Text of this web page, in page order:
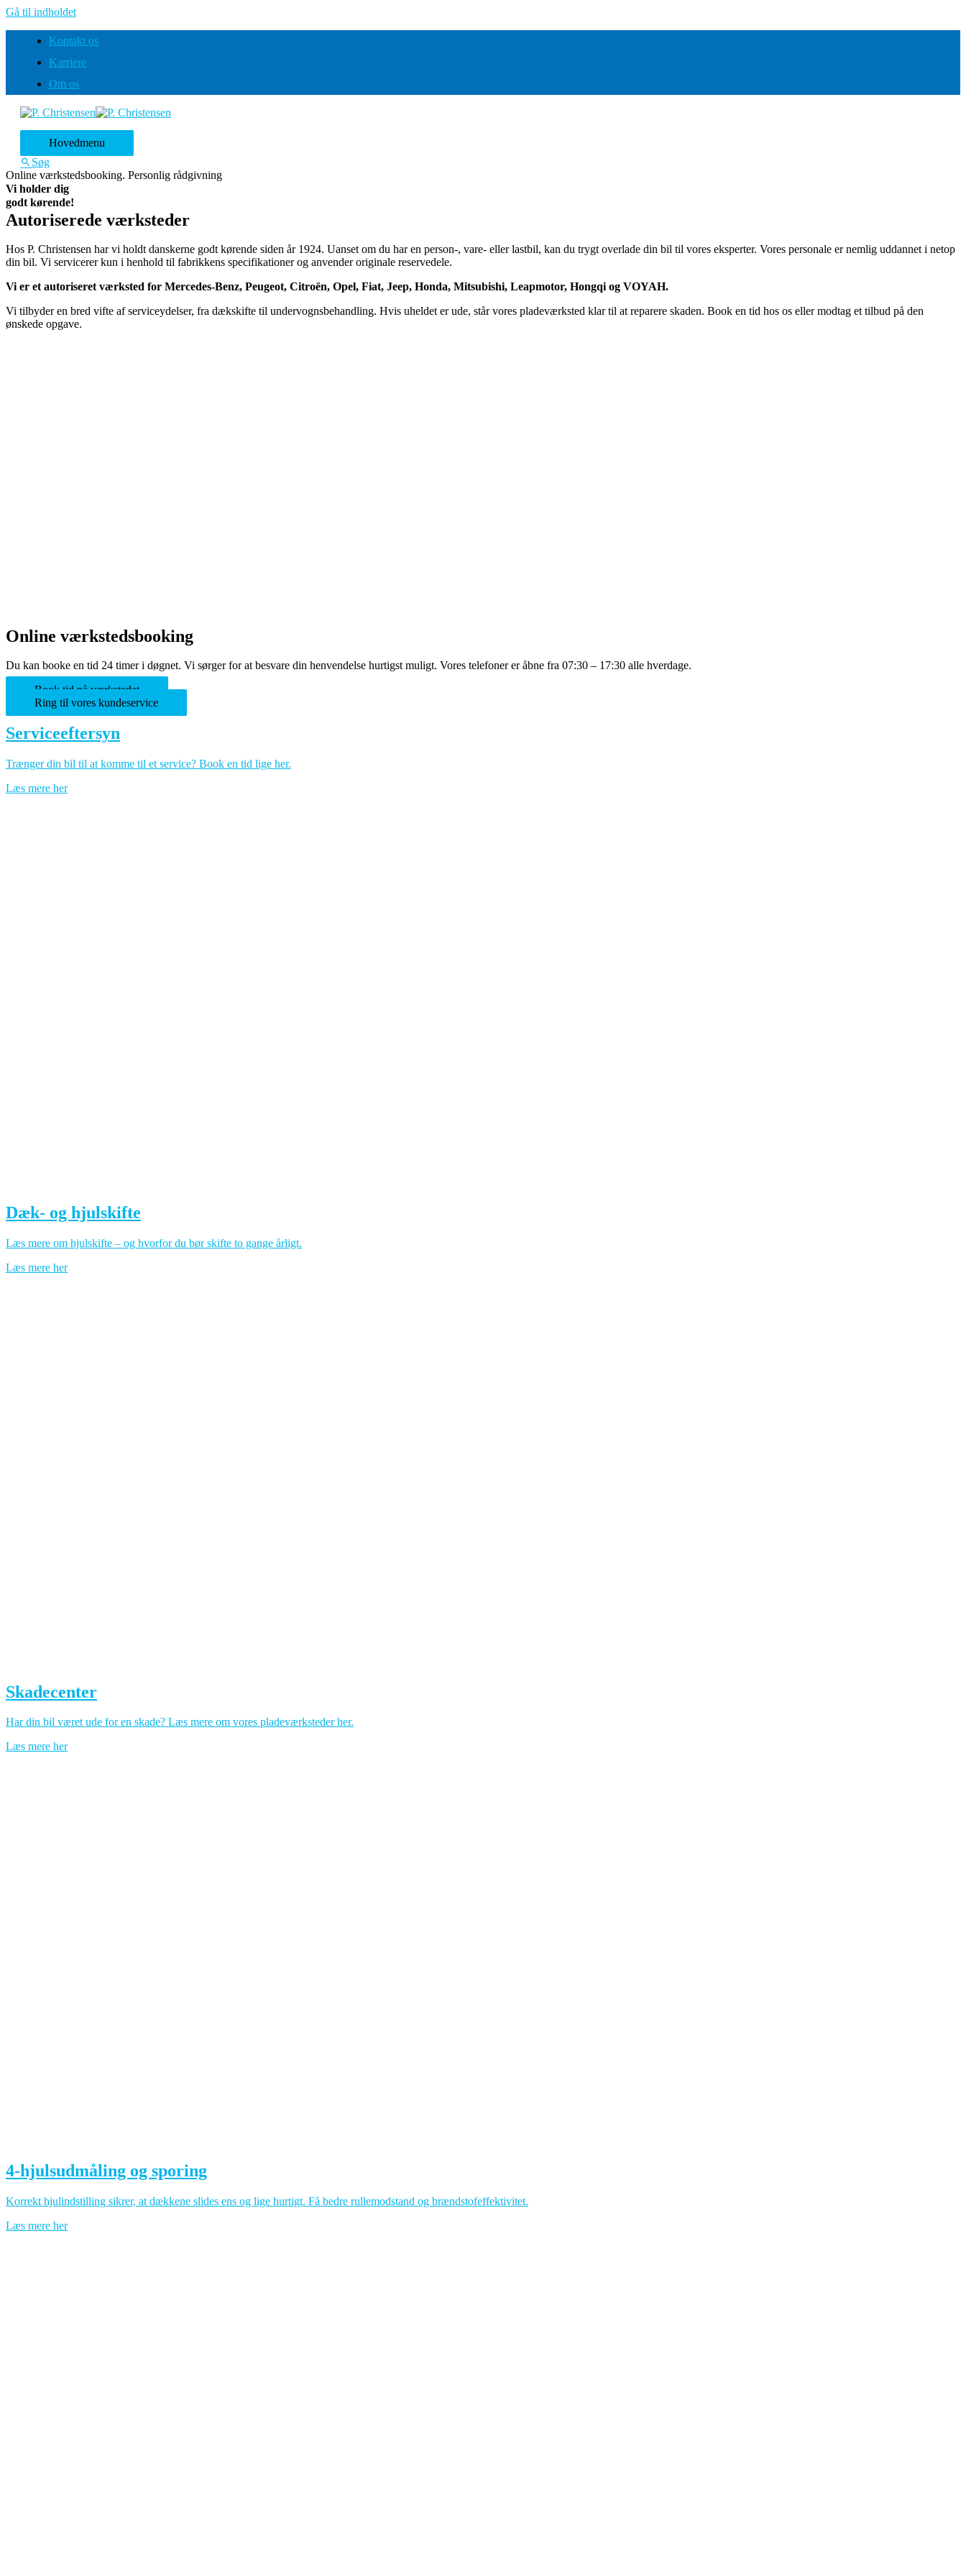
Gå til indholdet
Kontakt os
Karriere
Om os
Hovedmenu
Søg
Online værkstedsbooking. Personlig rådgivning
Vi holder dig
godt kørende!
Autoriserede værksteder
Hos P. Christensen har vi holdt danskerne godt kørende siden år 1924. Uanset om du har en person-, vare- eller lastbil, kan du trygt overlade din bil til vores eksperter. Vores personale er nemlig uddannet i netop
din bil. Vi servicerer kun i henhold til fabrikkens specifikationer og anvender originale reservedele.
Vi er et autoriseret værksted for Mercedes-Benz, Peugeot, Citroën, Opel, Fiat, Jeep, Honda, Mitsubishi, Leapmotor, Hongqi og VOYAH.
Vi tilbyder en bred vifte af serviceydelser, fra dækskifte til undervognsbehandling. Hvis uheldet er ude, står vores pladeværksted klar til at reparere skaden. Book en tid hos os eller modtag et tilbud på den
ønskede opgave.
Online værkstedsbooking
Du kan booke en tid 24 timer i døgnet. Vi sørger for at besvare din henvendelse hurtigst muligt. Vores telefoner er åbne fra 07:30 – 17:30 alle hverdage.
Book tid på værkstedet
Ring til vores kundeservice
Serviceeftersyn
Trænger din bil til at komme til et service? Book en tid lige her.
Læs mere her
Dæk- og hjulskifte
Læs mere om hjulskifte – og hvorfor du bør skifte to gange årligt.
Læs mere her
Skadecenter
Har din bil været ude for en skade? Læs mere om vores pladeværksteder her.
Læs mere her
4-hjulsudmåling og sporing
Korrekt hjulindstilling sikrer, at dækkene slides ens og lige hurtigt. Få bedre rullemodstand og brændstofeffektivitet.
Læs mere her